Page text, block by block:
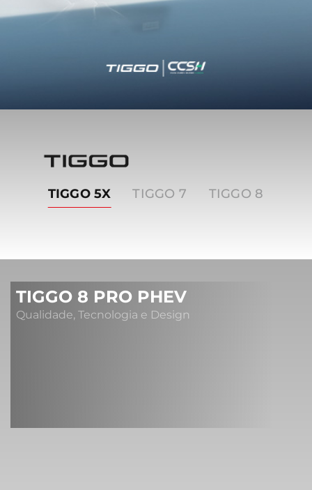
Tiggo
TIGGO 5X TIGGO 7 TIGGO 8
TIGGO 8 PRO PHEV
Qualidade, Tecnologia e Design